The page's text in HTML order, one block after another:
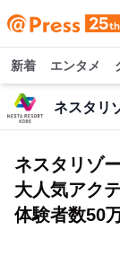
新着 エンタメ
ネスタリ
ネスタリゾ
大人気アク
体験者数50